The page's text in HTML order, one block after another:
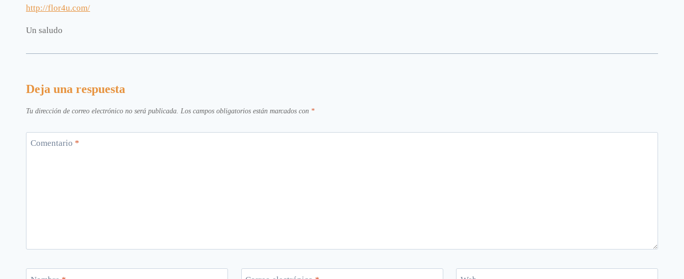
http://flor4u.com/
Un saludo
Deja una respuesta
Tu dirección de correo electrónico no será publicada. Los campos obligatorios están marcados con *
Comentario *